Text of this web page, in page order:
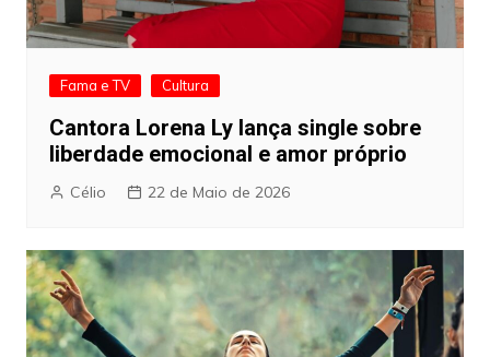
Fama e TV Cultura
Cantora Lorena Ly lança single sobre
liberdade emocional e amor próprio
Célio 22 de Maio de 2026